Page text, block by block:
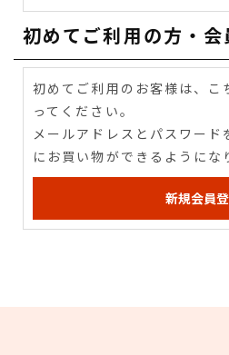
初めてご利用の方・会
初めてご利用のお客様は、こ
ってください。
メールアドレスとパスワード
にお買い物ができるようにな